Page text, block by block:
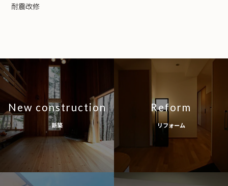
耐震改修
New construction
新築
Reform
リフォーム